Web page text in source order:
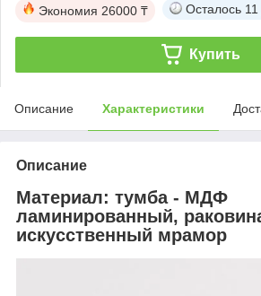
Экономия 26000 ₸ Осталось
Купить
Описание Характеристики
Описание
Материал: тумба - МДФ
ламинированный,
искусственный мрамор